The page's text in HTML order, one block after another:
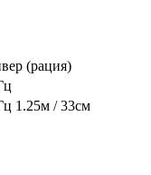
(рация)
1.25м / 33см